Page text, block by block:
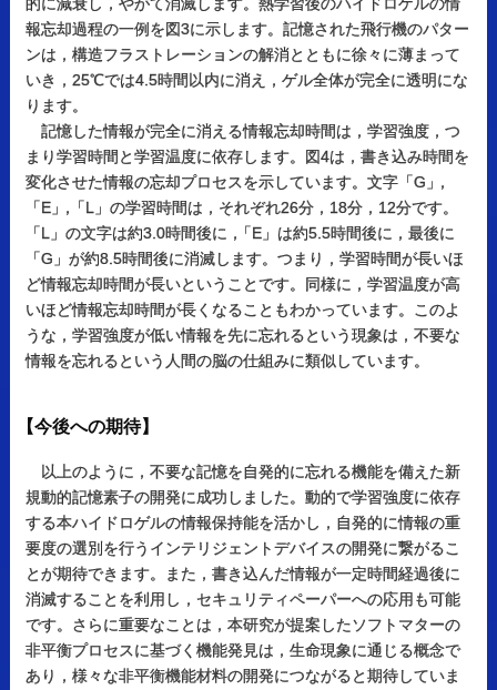
報忘却過程の一例を図3に示します。記憶された飛行機のパター
ンは，構造フラストレーションの解消とともに徐々に薄まって
いき，25℃では4.5時間以内に消え，ゲル全体が完全に透明にな
ります。
記憶した情報が完全に消える情報忘却時間は，学習強度，つ
まり学習時間と学習温度に依存します。図4は，書き込み時間を
変化させた情報の忘却プロセスを示しています。文字「G 」 ，
「E」 ， 「L」の学習時間は，それぞれ26分，18分，12分です。
「L」の文字は約3.0時間後に ， 「E」は約5.5時間後に，最後に
「G」が約8.5時間後に消滅します。つまり，学習時間が長いほ
ど情報忘却時間が長いということです。同様に，学習温度が高
いほど情報忘却時間が長くなることもわかっています。このよ
うな，学習強度が低い情報を先に忘れるという現象は，不要な
情報を忘れるという人間の脳の仕組みに類似しています。
【今後への期待】
以上のように，不要な記憶を自発的に忘れる機能を備えた新
規動的記憶素子の開発に成功しました。動的で学習強度に依存
する本ハイドロゲルの情報保持能を活かし，自発的に情報の重
要度の選別を行うインテリジェントデバイスの開発に繋がるこ
とが期待できます。また，書き込んだ情報が一定時間経過後に
消滅することを利用し，セキュリティペーパーへの応用も可能
です。さらに重要なことは，本研究が提案したソフトマターの
非平衡プロセスに基づく機能発見は，生命現象に通じる概念で
あり，様々な非平衡機能材料の開発につながると期待していま